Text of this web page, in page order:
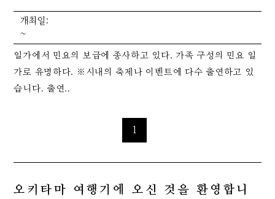
개최일:
~
일가에서 민요의 보급에 종사하고 있다. 가족 구성의 민요 일
가로 유명하다. ※시내의 축제나 이벤트에 다수 출연하고 있
습니다. 출연..
1
오키타마 여행기에 오신 것을 환영합니